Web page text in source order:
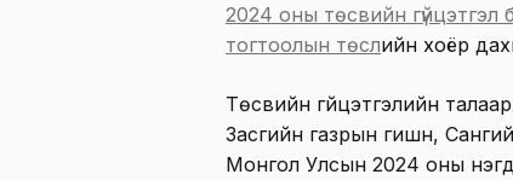
2024 оны төсвийн
тогтоолын төслийн хоёр
Төсвийн гүйцэтгэлийн
Засгийн газрын гишүүн,
Монгол Улсын 2024 оны